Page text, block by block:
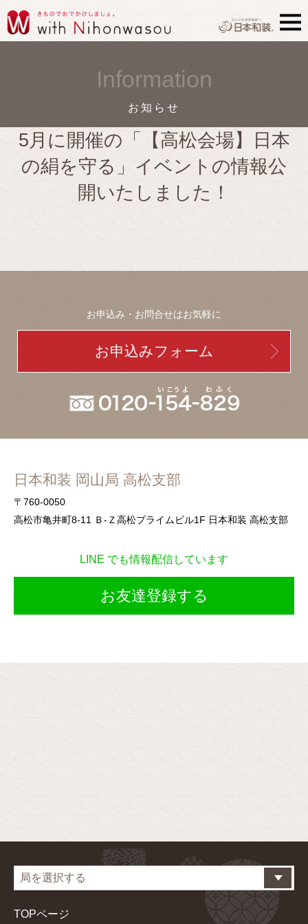
Information
お知らせ
5月に開催の「【高松会場】日本
の絹を守る」イベントの情報公
開いたしました！
お申込み・お問合せはお気軽に
お申込みフォーム
日本和装 岡山局 高松支部
〒760-0050
高松市亀井町8-11 Ｂ-Ｚ高松プライムビル1F 日本和装 高松支部
LINE でも情報配信しています
お友達登録する
TOPページ